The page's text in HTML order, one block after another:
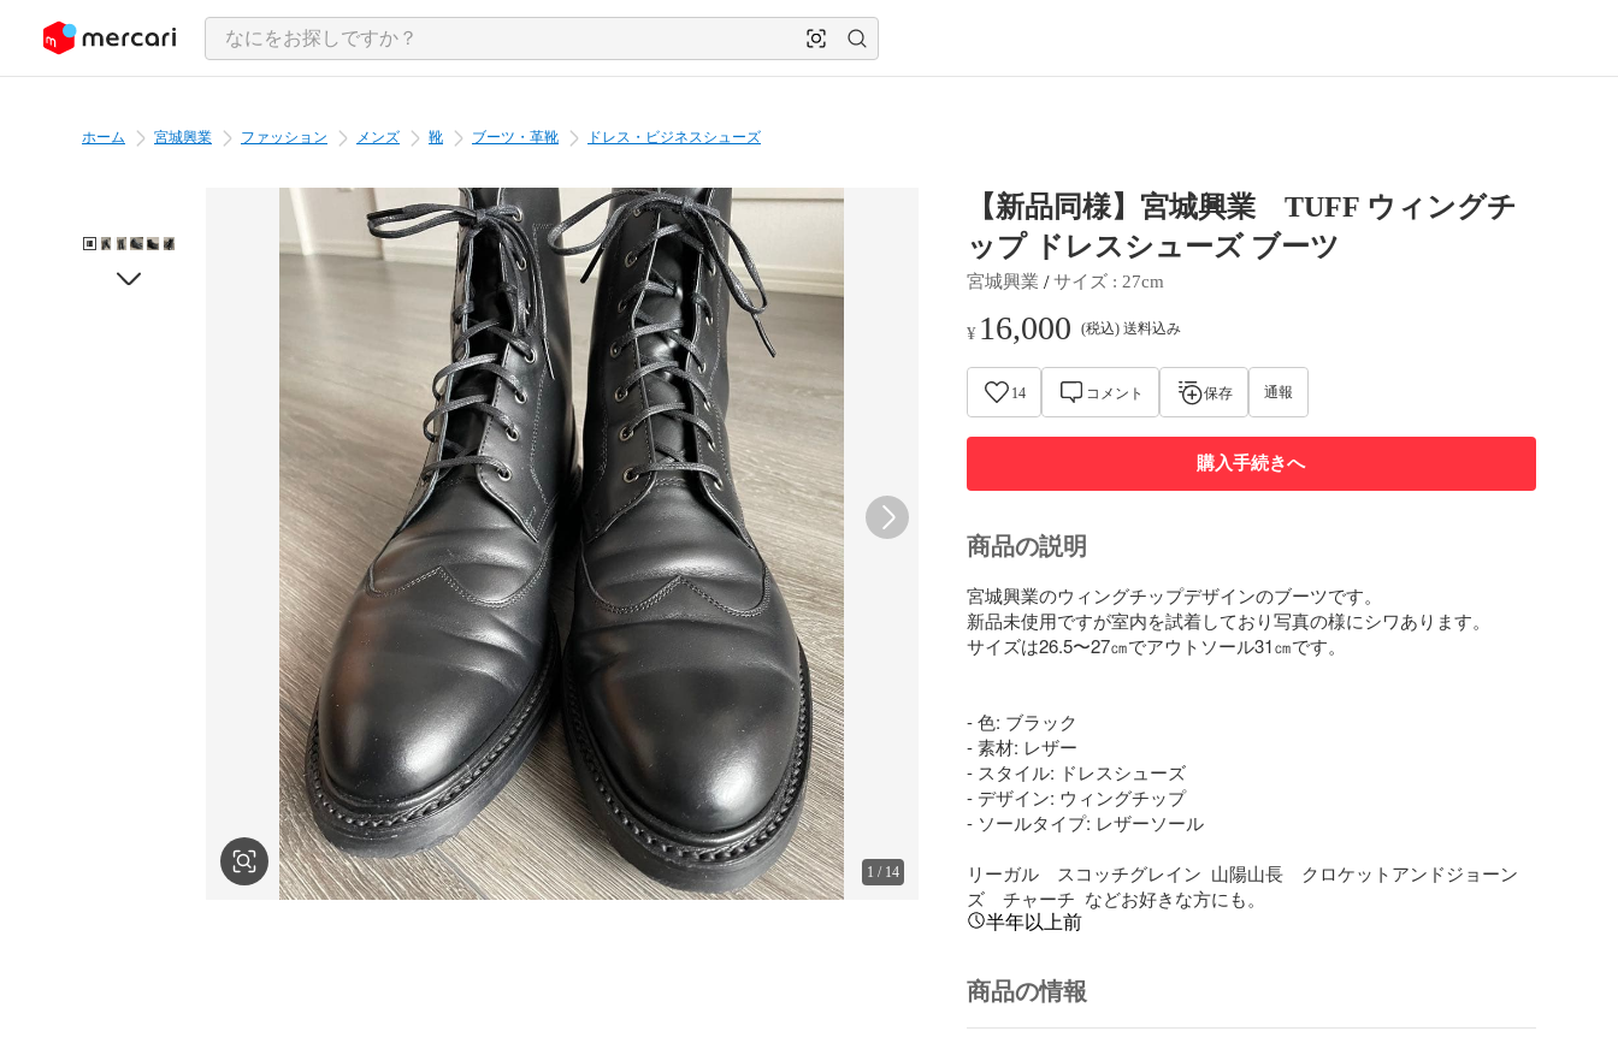
ツにスキップ
ホーム 宮城興業 ファッション メンズ 靴 ブーツ・革靴 ドレス・ビジネスシューズ
1 / 14
【新品同様】宮城興業 TUFF ウィングチ
ップ ドレスシューズ ブーツ
宮城興業 / サイズ : 27cm
¥ 16,000 (税込) 送料込み
14 コメント 保存 通報
購入手続きへ
商品の説明
宮城興業のウィングチップデザインのブーツです。
新品未使用ですが室内を試着しており写真の様にシワあります。
サイズは26.5〜27㎝でアウトソール31㎝です。
- 色: ブラック
- 素材: レザー
- スタイル: ドレスシューズ
- デザイン: ウィングチップ
- ソールタイプ: レザーソール
リーガル　スコッチグレイン  山陽山長　クロケットアンドジョーン
ズ　チャーチ  などお好きな方にも。
半年以上前
商品の情報